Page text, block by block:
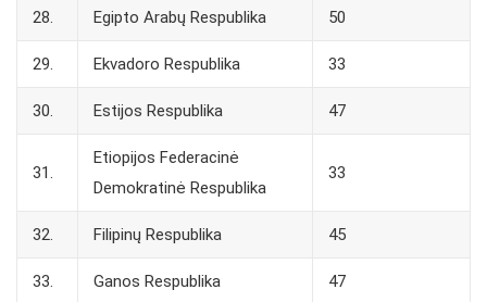
28. Egipto Arabų Respublika 50
29. Ekvadoro Respublika 33
30. Estijos Respublika 47
31.
Etiopijos Federacinė
Demokratinė Respublika
33
32. Filipinų Respublika 45
33. Ganos Respublika 47